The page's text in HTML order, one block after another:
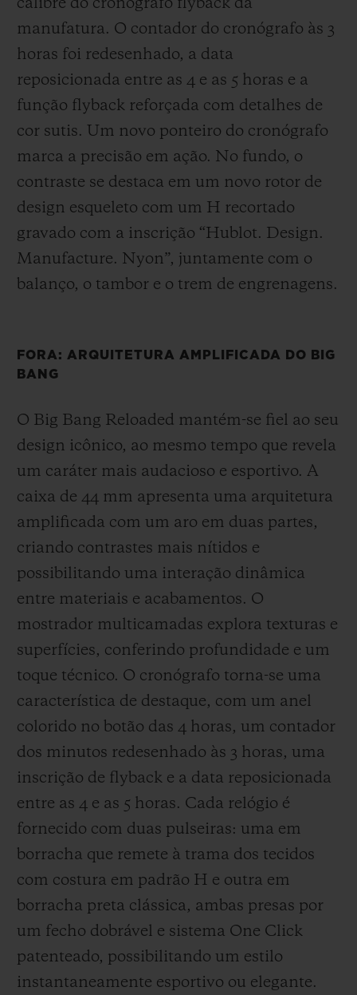
calibre do cronógrafo flyback da
manufatura. O contador do cronógrafo às 3
horas foi redesenhado, a data
reposicionada entre as 4 e as 5 horas e a
função flyback reforçada com detalhes de
cor sutis. Um novo ponteiro do cronógrafo
marca a precisão em ação. No fundo, o
contraste se destaca em um novo rotor de
design esqueleto com um H recortado
gravado com a inscrição “Hublot. Design.
Manufacture. Nyon”, juntamente com o
balanço, o tambor e o trem de engrenagens.
FORA: ARQUITETURA AMPLIFICADA DO BIG
BANG
O Big Bang Reloaded mantém-se fiel ao seu
design icônico, ao mesmo tempo que revela
um caráter mais audacioso e esportivo. A
caixa de 44 mm apresenta uma arquitetura
amplificada com um aro em duas partes,
criando contrastes mais nítidos e
possibilitando uma interação dinâmica
entre materiais e acabamentos. O
mostrador multicamadas explora texturas e
superfícies, conferindo profundidade e um
toque técnico. O cronógrafo torna-se uma
característica de destaque, com um anel
colorido no botão das 4 horas, um contador
dos minutos redesenhado às 3 horas, uma
inscrição de flyback e a data reposicionada
entre as 4 e as 5 horas. Cada relógio é
fornecido com duas pulseiras: uma em
borracha que remete à trama dos tecidos
com costura em padrão H e outra em
borracha preta clássica, ambas presas por
um fecho dobrável e sistema One Click
patenteado, possibilitando um estilo
instantaneamente esportivo ou elegante.